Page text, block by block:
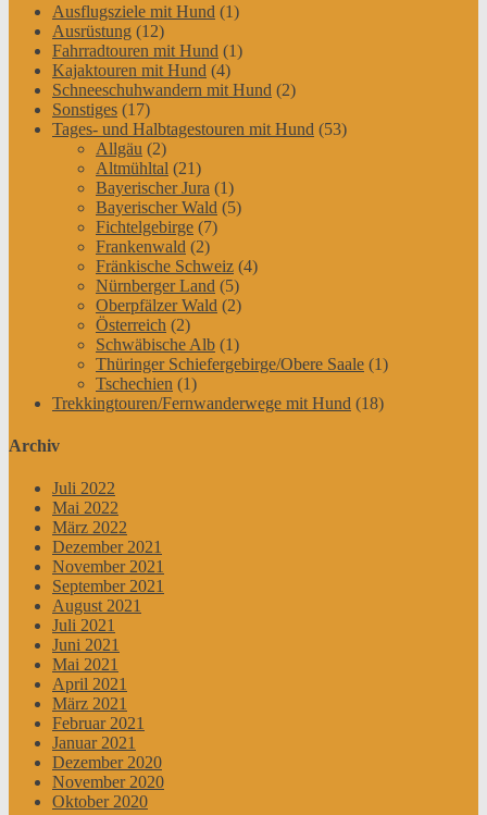
Ausflugsziele mit Hund (1)
Ausrüstung (12)
Fahrradtouren mit Hund (1)
Kajaktouren mit Hund (4)
Schneeschuhwandern mit Hund (2)
Sonstiges (17)
Tages- und Halbtagestouren mit Hund (53)
Allgäu (2)
Altmühltal (21)
Bayerischer Jura (1)
Bayerischer Wald (5)
Fichtelgebirge (7)
Frankenwald (2)
Fränkische Schweiz (4)
Nürnberger Land (5)
Oberpfälzer Wald (2)
Österreich (2)
Schwäbische Alb (1)
Thüringer Schiefergebirge/Obere Saale (1)
Tschechien (1)
Trekkingtouren/Fernwanderwege mit Hund (18)
Archiv
Juli 2022
Mai 2022
März 2022
Dezember 2021
November 2021
September 2021
August 2021
Juli 2021
Juni 2021
Mai 2021
April 2021
März 2021
Februar 2021
Januar 2021
Dezember 2020
November 2020
Oktober 2020